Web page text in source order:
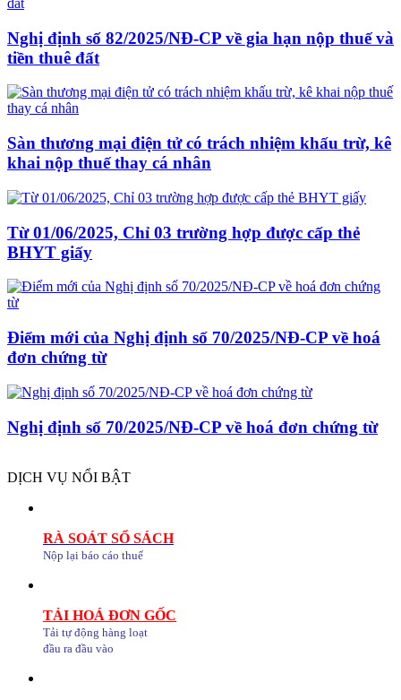
Nghị định số 82/2025/NĐ-CP về gia hạn nộp thuế và
tiền thuê đất
Sàn thương mại điện tử có trách nhiệm khấu trừ, kê
khai nộp thuế thay cá nhân
Từ 01/06/2025, Chỉ 03 trường hợp được cấp thẻ
BHYT giấy
Điểm mới của Nghị định số 70/2025/NĐ-CP về hoá
đơn chứng từ
Nghị định số 70/2025/NĐ-CP về hoá đơn chứng từ
DỊCH VỤ NỔI BẬT
RÀ SOÁT SỔ SÁCH
Nộp lại báo cáo thuế
TẢI HOÁ ĐƠN GỐC
Tải tự động hàng loạt
đầu ra đầu vào